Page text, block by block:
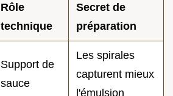
Rôle
technique
Secret de
préparation
Support de
sauce
Les spirales
capturent mieux
l'émulsion